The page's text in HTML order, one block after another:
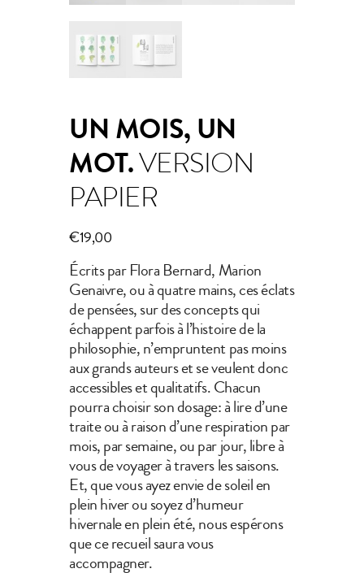
UN MOIS, UN
MOT.VERSION
PAPIER
€19,00
Écrits par Flora Bernard, Marion
Genaivre, ou à quatre mains, ces éclats
de pensées, sur des concepts qui
échappent parfois à l’histoire de la
philosophie, n’empruntent pas moins
aux grands auteurs et se veulent donc
accessibles et qualitatifs. Chacun
pourra choisir son dosage: à lire d’une
traite ou à raison d’une respiration par
mois, par semaine, ou par jour, libre à
vous de voyager à travers les saisons.
Et, que vous ayez envie de soleil en
plein hiver ou soyez d’humeur
hivernale en plein été, nous espérons
que ce recueil saura vous
accompagner.